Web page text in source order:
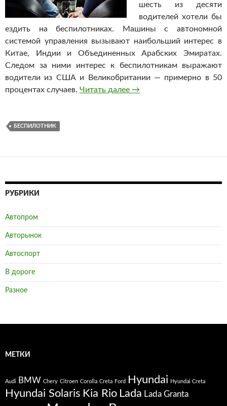
шесть из десяти
водителей хотели бы
ездить на беспилотниках. Машины с автономной
системой управления вызывают наибольший интерес в
Китае, Индии и Объединенных Арабских Эмиратах.
Следом за ними интерес к беспилотникам выражают
водители из США и Великобритании — примерно в 50
процентах случаев. Читать далее Большинство водителей
→
БЕСПИЛОТНИК
РУБРИКИ
Автопром
Авторынок
Автоспорт
В дороге
Разное
МЕТКИ
Audi BMW Chery Citroen Corolla Creta Ford Hyundai Hyundai Creta
Hyundai Solaris Kia Rio Lada Lada Granta